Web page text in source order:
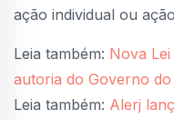
ação individual ou
Leia também: Nova
autoria do Governo
Leia também: Alerj